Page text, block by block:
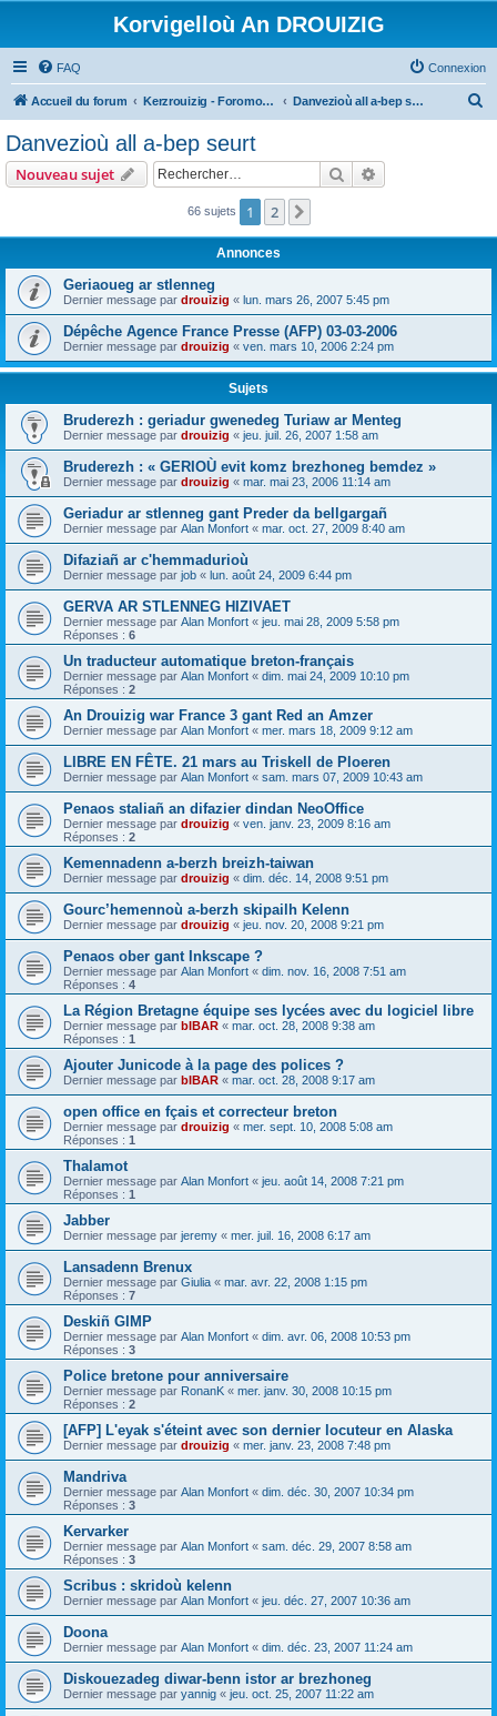
Korvigelloù An DROUIZIG
FAQ Connexion
Accueil du forum Kerzrouizig - Foromoù An Drouizig Danvezioù all a-bep seurt
e
Danvezioù all a-bep seurt
Nouveau sujet Rechercher
66 sujets 1 2
Annonces
Geriaoueg ar stlenneg
Dernier message par drouizig « lun. mars 26, 2007 5:45 pm
Dépêche Agence France Presse (AFP) 03-03-2006
Dernier message par drouizig « ven. mars 10, 2006 2:24 pm
Sujets
Bruderezh : geriadur gwenedeg Turiaw ar Menteg
Dernier message par drouizig « jeu. juil. 26, 2007 1:58 am
Bruderezh : « GERIOÙ evit komz brezhoneg bemdez »
Dernier message par drouizig « mar. mai 23, 2006 11:14 am
Geriadur ar stlenneg gant Preder da bellgargañ
Dernier message par Alan Monfort « mar. oct. 27, 2009 8:40 am
Difaziañ ar c'hemmadurioù
Dernier message par job « lun. août 24, 2009 6:44 pm
GERVA AR STLENNEG HIZIVAET
Dernier message par Alan Monfort « jeu. mai 28, 2009 5:58 pm
Réponses : 6
Un traducteur automatique breton-français
Dernier message par Alan Monfort « dim. mai 24, 2009 10:10 pm
Réponses : 2
An Drouizig war France 3 gant Red an Amzer
Dernier message par Alan Monfort « mer. mars 18, 2009 9:12 am
LIBRE EN FÊTE. 21 mars au Triskell de Ploeren
Dernier message par Alan Monfort « sam. mars 07, 2009 10:43 am
Penaos staliañ an difazier dindan NeoOffice
Dernier message par drouizig « ven. janv. 23, 2009 8:16 am
Réponses : 2
Kemennadenn a-berzh breizh-taiwan
Dernier message par drouizig « dim. déc. 14, 2008 9:51 pm
Gourc’hemennoù a-berzh skipailh Kelenn
Dernier message par drouizig « jeu. nov. 20, 2008 9:21 pm
Penaos ober gant Inkscape ?
Dernier message par Alan Monfort « dim. nov. 16, 2008 7:51 am
Réponses : 4
La Région Bretagne équipe ses lycées avec du logiciel libre
Dernier message par bIBAR « mar. oct. 28, 2008 9:38 am
Réponses : 1
Ajouter Junicode à la page des polices ?
Dernier message par bIBAR « mar. oct. 28, 2008 9:17 am
open office en fçais et correcteur breton
Dernier message par drouizig « mer. sept. 10, 2008 5:08 am
Réponses : 1
Thalamot
Dernier message par Alan Monfort « jeu. août 14, 2008 7:21 pm
Réponses : 1
Jabber
Dernier message par jeremy « mer. juil. 16, 2008 6:17 am
Lansadenn Brenux
Dernier message par Giulia « mar. avr. 22, 2008 1:15 pm
Réponses : 7
Deskiñ GIMP
Dernier message par Alan Monfort « dim. avr. 06, 2008 10:53 pm
Réponses : 3
Police bretone pour anniversaire
Dernier message par RonanK « mer. janv. 30, 2008 10:15 pm
Réponses : 2
[AFP] L'eyak s'éteint avec son dernier locuteur en Alaska
Dernier message par drouizig « mer. janv. 23, 2008 7:48 pm
Mandriva
Dernier message par Alan Monfort « dim. déc. 30, 2007 10:34 pm
Réponses : 3
Kervarker
Dernier message par Alan Monfort « sam. déc. 29, 2007 8:58 am
Réponses : 3
Scribus : skridoù kelenn
Dernier message par Alan Monfort « jeu. déc. 27, 2007 10:36 am
Doona
Dernier message par Alan Monfort « dim. déc. 23, 2007 11:24 am
Diskouezadeg diwar-benn istor ar brezhoneg
Dernier message par yannig « jeu. oct. 25, 2007 11:22 am